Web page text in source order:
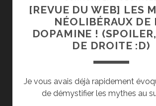
SANS
DE
[REVUE DU WEB] LES
NÉOLIBÉRAUX DE
DOPAMINE ! (SPOILER,
DE DROITE :D)
Je vous avais déjà rapidement
de démystifier les mythes au